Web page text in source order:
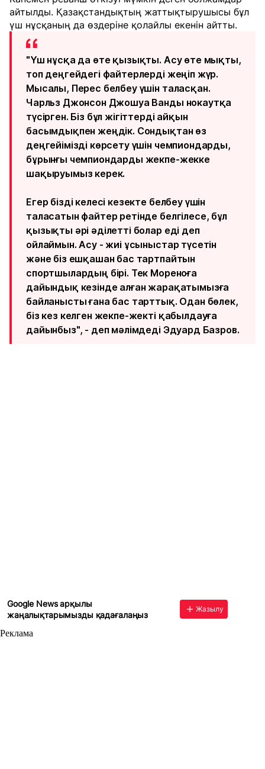
айтылды. Қазақстандықтың жаттықтырушысы бұл
үш нұсқаның да өздеріне қолайлы екенін айтты.
"Үш нұсқа да өте қызықты. Асу өте мықты,
топ деңгейдегі файтерлерді жеңіп жүр.
Мысалы, Перес белбеу үшін таласқан.
Чарльз Джонсон Джошуа Ванды нокаутқа
түсірген. Біз бұл жігіттерді айқын
басымдықпен жеңдік. Сондықтан өз
деңгейімізді көрсету үшін чемпиондарды,
бұрынғы чемпиондарды жекпе-жекке
шақыруымыз керек.
Егер бізді келесі кезекте белбеу үшін
таласатын файтер ретінде белгілесе, бұл
қызықты әрі әділетті болар еді деп
ойлаймын. Асу - жиі ұсыныстар түсетін
және біз ешқашан бас тартпайтын
спортшылардың бірі. Тек Мореноға
дайындық кезінде алған жарақатымызға
байланысты ғана бас тарттық. Одан бөлек,
біз кез келген жекпе-жекті қабылдауға
дайынбыз", - деп мәлімдеді Эдуард Базров.
Google News арқылы
жаңалықтарымызды қадағалаңыз
Жазылу
Реклама